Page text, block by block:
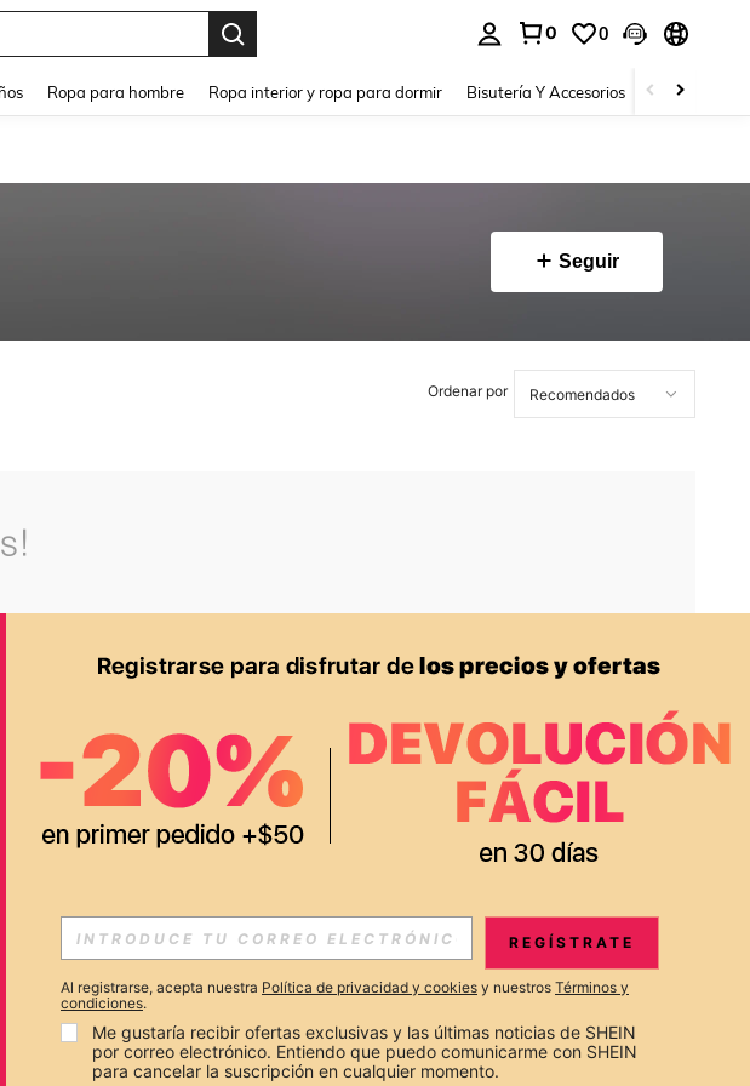
0 0
Ropa para hombre Ropa interior y ropa para dormir Bisutería Y Accesorios Zapatos
Seguir
Ordenar por
de nuevo.
EN APP
PARA RECIBIR OFERTAS EXCLUSIVAS, PROMOCIONES Y NOTICIAS DE SHEIN
Suscribir
REGÍSTRATE
Al registrarse, acepta nuestra Política de privacidad y cookies y nuestros Términos y
condiciones.
Me gustaría recibir ofertas exclusivas y las últimas noticias de SHEIN
por correo electrónico. Entiendo que puedo comunicarme con SHEIN
para cancelar la suscripción en cualquier momento.